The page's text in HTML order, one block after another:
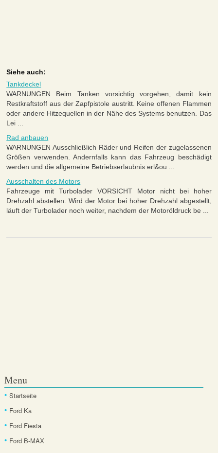
Siehe auch:
Tankdeckel
WARNUNGEN Beim Tanken vorsichtig vorgehen, damit kein
Restkraftstoff aus der Zapfpistole austritt. Keine offenen Flammen
oder andere Hitzequellen in der Nähe des Systems benutzen. Das
Lei ...
Rad anbauen
WARNUNGEN Ausschließlich Räder und Reifen der zugelassenen
Größen verwenden. Andernfalls kann das Fahrzeug beschädigt
werden und die allgemeine Betriebserlaubnis erl&ou ...
Ausschalten des Motors
Fahrzeuge mit Turbolader VORSICHT Motor nicht bei hoher
Drehzahl abstellen. Wird der Motor bei hoher Drehzahl abgestellt,
läuft der Turbolader noch weiter, nachdem der Motoröldruck be ...
Menu
Startseite
Ford Ka
Ford Fiesta
Ford B-MAX